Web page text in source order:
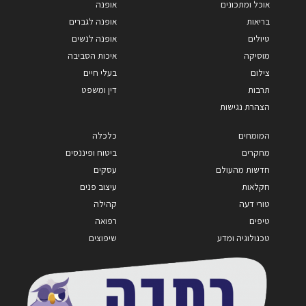
אוכל ומתכונים
בריאות
טיולים
מוסיקה
צילום
תרבות
הצהרת נגישות
אופנה
אופנה לגברים
אופנה לנשים
איכות הסביבה
בעלי חיים
דין ומשפט
המומחים
מחקרים
חדשות מהעולם
חקלאות
טורי דעה
טיפים
טכנולוגיה ומדע
כלכלה
ביטוח ופיננסים
עסקים
עיצוב פנים
קהילה
רפואה
שיפוצים